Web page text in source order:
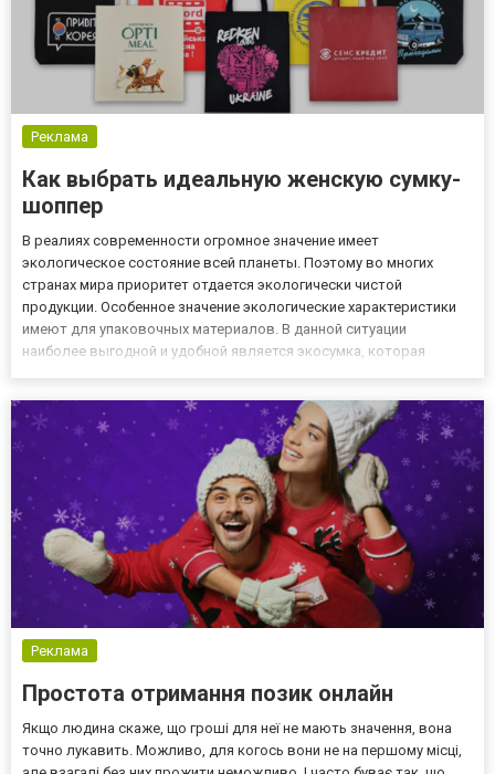
Реклама
Как выбрать идеальную женскую сумку-
шоппер
В реалиях современности огромное значение имеет
экологическое состояние всей планеты. Поэтому во многих
странах мира приоритет отдается экологически чистой
продукции. Особенное значение экологические характеристики
имеют для упаковочных материалов. В данной ситуации
наиболее выгодной и удобной является экосумка, которая
времени и при этом глав...
Реклама
Простота отримання позик онлайн
Якщо людина скаже, що гроші для неї не мають значення, вона
точно лукавить. Можливо, для когось вони не на першому місці,